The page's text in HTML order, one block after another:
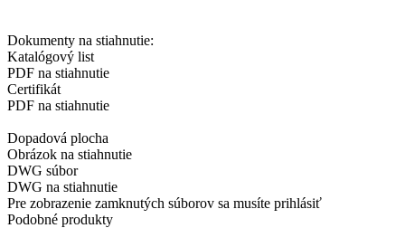
Dokumenty na stiahnutie:
Katalógový list
PDF na stiahnutie
Certifikát
PDF na stiahnutie
Dopadová plocha
Obrázok na stiahnutie
DWG súbor
DWG na stiahnutie
Pre zobrazenie zamknutých súborov sa musíte prihlásiť
Podobné produkty